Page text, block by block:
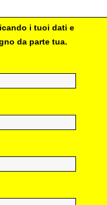
i tuoi dati e
da parte tua.